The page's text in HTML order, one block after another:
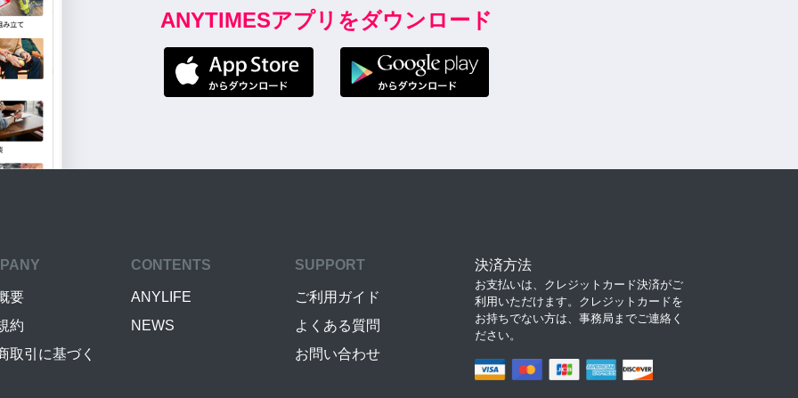
ANYTIMESアプリをダウンロード
要
約
取引に基づく
CONTENTS
ANYLIFE
NEWS
SUPPORT
ご利用ガイド
よくある質問
お問い合わせ
決済方法
お支払いは、クレジットカード決済がご
利用いただけます。クレジットカードを
お持ちでない方は、事務局までご連絡く
ださい。